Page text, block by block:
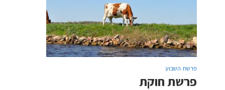
פרשת השבוע
פרשת חוקת